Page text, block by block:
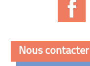
Nous contacter